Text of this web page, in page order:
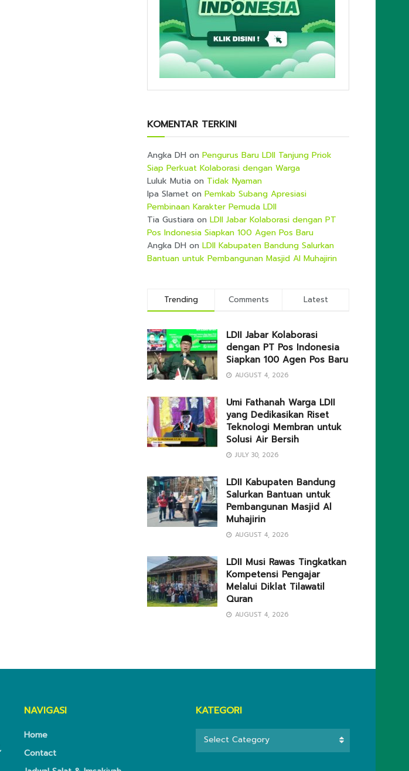
KOMENTAR TERKINI
Angka DH on Pengurus Baru LDII Tanjung Priok
Siap Perkuat Kolaborasi dengan Warga
Luluk Mutia on Tidak Nyaman
Ipa Slamet on Pemkab Subang Apresiasi
Pembinaan Karakter Pemuda LDII
Tia Gustiara on LDII Jabar Kolaborasi dengan PT
Pos Indonesia Siapkan 100 Agen Pos Baru
Angka DH on LDII Kabupaten Bandung Salurkan
Bantuan untuk Pembangunan Masjid Al Muhajirin
Trending Comments Latest
LDII Jabar Kolaborasi
dengan PT Pos Indonesia
Siapkan 100 Agen Pos Baru
AUGUST 4, 2026
Umi Fathanah Warga LDII
yang Dedikasikan Riset
Teknologi Membran untuk
Solusi Air Bersih
JULY 30, 2026
LDII Kabupaten Bandung
Salurkan Bantuan untuk
Pembangunan Masjid Al
Muhajirin
AUGUST 4, 2026
LDII Musi Rawas Tingkatkan
Kompetensi Pengajar
Melalui Diklat Tilawatil
Quran
AUGUST 4, 2026
NAVIGASI
Home
Contact
KATEGORI
KATEGORI
Select Category